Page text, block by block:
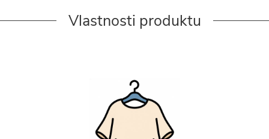
Vlastnosti produktu